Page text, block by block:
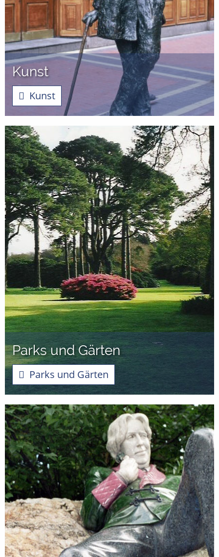
Kunst
Kunst
Parks und Gärten
Parks und Gärten